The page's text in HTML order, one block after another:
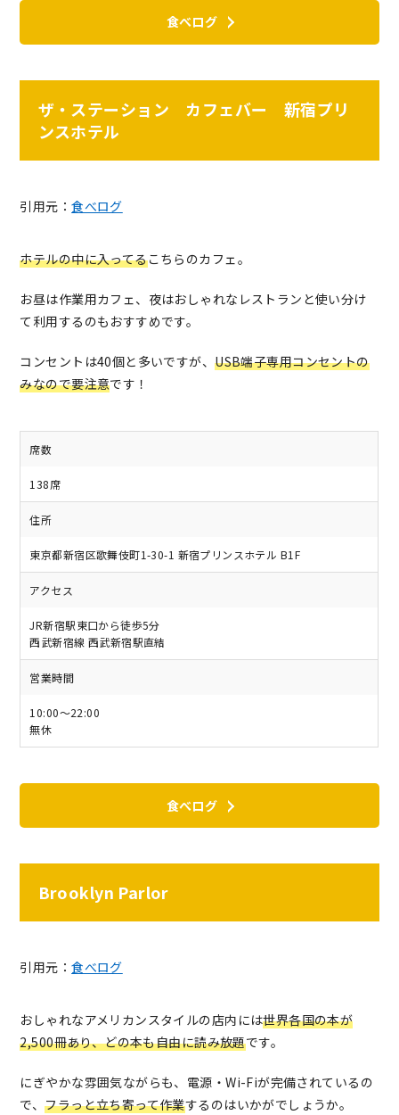
食べログ
ザ・ステーション カフェバー 新宿プリ
ンスホテル
引用元：食べログ
ホテルの中に入ってるこちらのカフェ。
お昼は作業用カフェ、夜はおしゃれなレストランと使い分け
て利用するのもおすすめです。
コンセントは40個と多いですが、USB端子専用コンセントの
みなので要注意です！
席数
138席
住所
東京都新宿区歌舞伎町1-30-1 新宿プリンスホテル B1F
アクセス
JR新宿駅東口から徒歩5分
西武新宿線 西武新宿駅直結
営業時間
10:00～22:00
無休
食べログ
Brooklyn Parlor
引用元：食べログ
おしゃれなアメリカンスタイルの店内には世界各国の本が
2,500冊あり、どの本も自由に読み放題です。
にぎやかな雰囲気ながらも、電源・Wi-Fiが完備されているの
で、フラっと立ち寄って作業するのはいかがでしょうか。